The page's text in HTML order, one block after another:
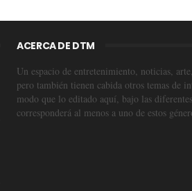
ACERCA DE DTM
Un espacio de entretenimiento, noticias,
pero también tienen cabida otros temas de
modo que lo editado aquí, bajo las
corresponderá al menos a uno de estos